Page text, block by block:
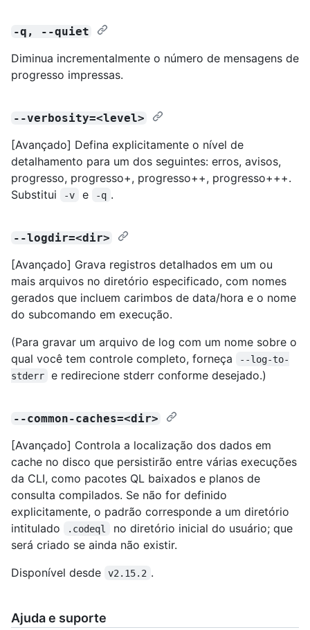
-q, --quiet
Diminua incrementalmente o número de mensagens de
progresso impressas.
--verbosity=<level>
[Avançado] Defina explicitamente o nível de
detalhamento para um dos seguintes: erros, avisos,
progresso, progresso+, progresso++, progresso+++.
Substitui
-v e -q .
--logdir=<dir>
[Avançado] Grava registros detalhados em um ou
mais arquivos no diretório especificado, com nomes
gerados que incluem carimbos de data/hora e o nome
do subcomando em execução.
(Para gravar um arquivo de log com um nome sobre o
qual você tem controle completo, forneça
--log-to-
stderr
e redirecione stderr conforme desejado.)
--common-caches=<dir>
[Avançado] Controla a localização dos dados em
cache no disco que persistirão entre várias execuções
da CLI, como pacotes QL baixados e planos de
consulta compilados. Se não for definido
explicitamente, o padrão corresponde a um diretório
intitulado
.codeql
no diretório inicial do usuário; que
será criado se ainda não existir.
Disponível desde
v2.15.2 .
Ajuda e suporte